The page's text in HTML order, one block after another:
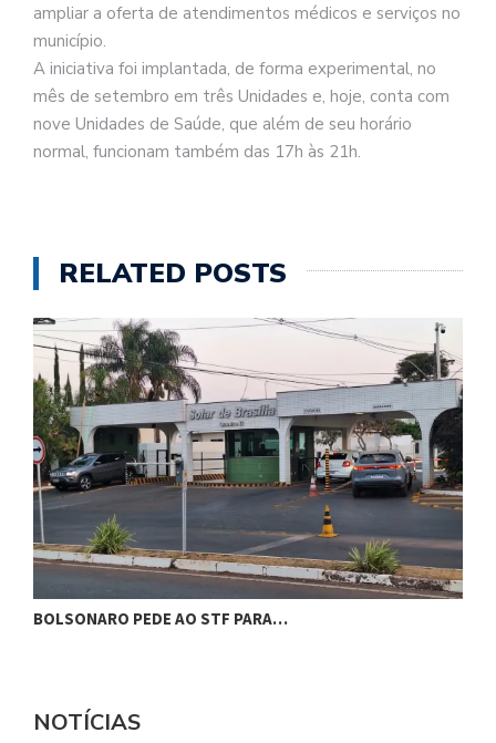
ampliar a oferta de atendimentos médicos e serviços no
município.
A iniciativa foi implantada, de forma experimental, no
mês de setembro em três Unidades e, hoje, conta com
nove Unidades de Saúde, que além de seu horário
normal, funcionam também das 17h às 21h.
RELATED POSTS
BOLSONARO PEDE AO STF PARA…
NOTÍCIAS